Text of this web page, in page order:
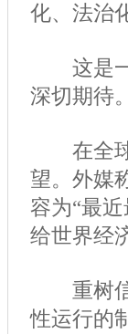
化、法治
这是一
深切期待。
在全球
望。外媒
容为“最
给世界经
重树信
性运行的